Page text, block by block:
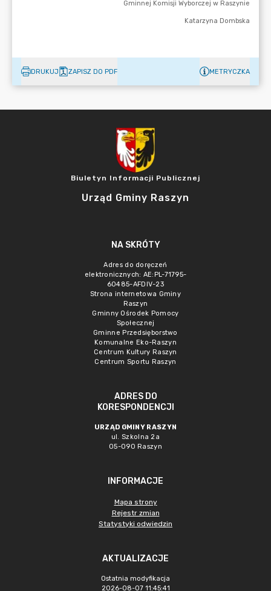
DRUKUJ ZAPISZ DO PDF METRYCZKA
Biuletyn Informacji Publicznej
Urząd Gminy Raszyn
NA SKRÓTY
Adres do doręczeń
elektronicznych: AE:PL-71795-
60485-AFDIV-23
Strona internetowa Gminy
Raszyn
Gminny Ośrodek Pomocy
Społecznej
Gminne Przedsięborstwo
Komunalne Eko-Raszyn
Centrum Kultury Raszyn
Centrum Sportu Raszyn
ADRES DO
KORESPONDENCJI
URZĄD GMINY RASZYN
ul. Szkolna 2a
05-090 Raszyn
INFORMACJE
Mapa strony
Rejestr zmian
Statystyki odwiedzin
AKTUALIZACJE
Ostatnia modyfikacja
2026-08-07 11:45:41